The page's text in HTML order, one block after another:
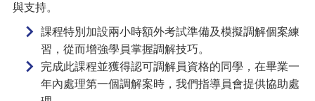
與支持。
課程特別加設兩小時額外考試準備及模擬調解個案練
習，從而增強學員掌握調解技巧。
完成此課程並獲得認可調解員資格的同學，在畢業一
年內處理第一個調解案時，我們指導員會提供協助處